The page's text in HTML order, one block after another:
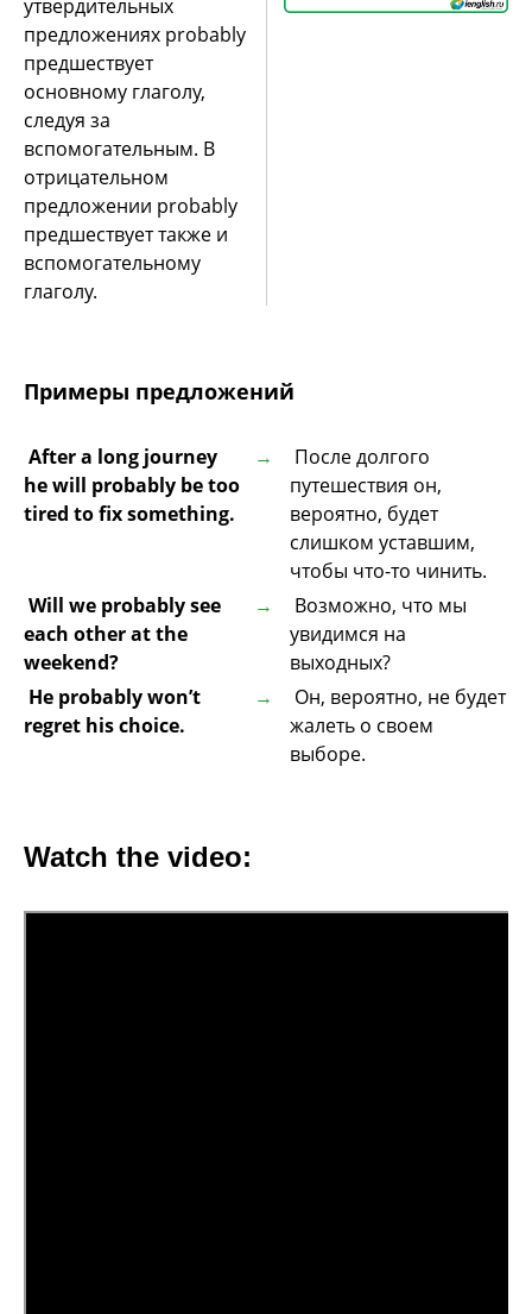
утвердительных
предложениях probably
предшествует
основному глаголу,
следуя за
вспомогательным. В
отрицательном
предложении probably
предшествует также и
вспомогательному
глаголу.
Примеры предложений
After a long journey
he will probably be too
tired to fix something.
После долгого
путешествия он,
вероятно, будет
слишком уставшим,
чтобы что-то чинить.
Will we probably see
each other at the
weekend?
Возможно, что мы
увидимся на
выходных?
He probably won’t
regret his choice.
Он, вероятно, не будет
жалеть о своем
выборе.
Watch the video: